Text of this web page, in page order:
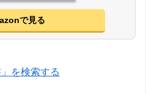
で見る
を検索する